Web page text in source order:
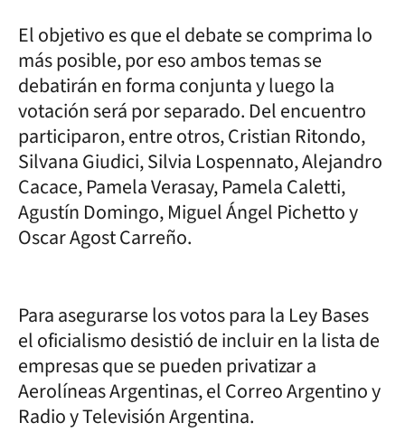
El objetivo es que el debate se comprima lo
más posible, por eso ambos temas se
debatirán en forma conjunta y luego la
votación será por separado. Del encuentro
participaron, entre otros, Cristian Ritondo,
Silvana Giudici, Silvia Lospennato, Alejandro
Cacace, Pamela Verasay, Pamela Caletti,
Agustín Domingo, Miguel Ángel Pichetto y
Oscar Agost Carreño.
Para asegurarse los votos para la Ley Bases
el oficialismo desistió de incluir en la lista de
empresas que se pueden privatizar a
Aerolíneas Argentinas, el Correo Argentino y
Radio y Televisión Argentina.